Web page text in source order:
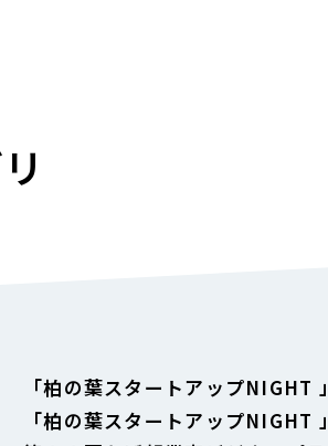
「柏の葉スタートアップNIGHT
「柏の葉スタートアップNIGHT